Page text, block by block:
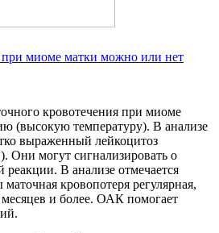
миоме матки можно или нет
кровотечения при миоме
(высокую температуру). В анализе
выраженный лейкоцитоз
Они могут сигнализировать о
реакции. В анализе отмечается
кровопотеря регулярная,
и более. ОАК помогает